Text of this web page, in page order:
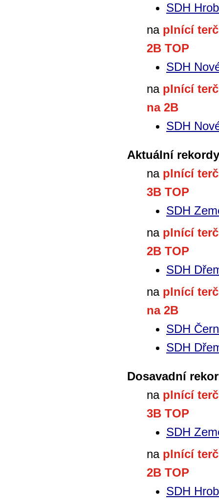
SDH
na plnící
2B TOP
SDH
na plnící
na 2B
SDH
Aktuální
na plnící
3B TOP
SDH
na plnící
2B TOP
SDH
na plnící
na 2B
SDH
SDH
Dosavadní
na plnící
3B TOP
SDH
na plnící
2B TOP
SDH